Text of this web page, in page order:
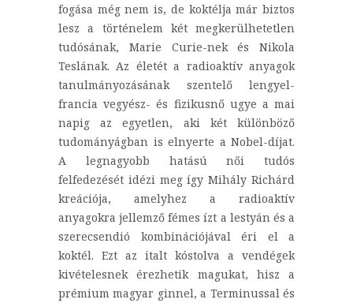
fogása még nem is, de koktélja már biztos
lesz a történelem két megkerülhetetlen
tudósának, Marie Curie-nek és Nikola
Teslának. Az életét a radioaktív anyagok
tanulmányozásának szentelő lengyel-
francia vegyész- és fizikusnő ugye a mai
napig az egyetlen, aki két különböző
tudományágban is elnyerte a Nobel-díjat.
A legnagyobb hatású női tudós
felfedezését idézi meg így Mihály Richárd
kreációja, amelyhez a radioaktív
anyagokra jellemző fémes ízt a lestyán és a
szerecsendió kombinációjával éri el a
koktél. Ezt az italt kóstolva a vendégek
kivételesnek érezhetik magukat, hisz a
prémium magyar ginnel, a Terminussal és